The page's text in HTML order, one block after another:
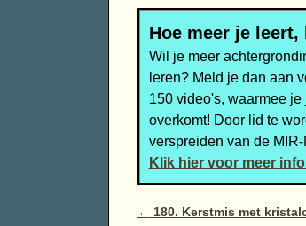
Hoe meer je
Wil je meer
leren? Meld je dan aan
150 video's, waarmee
overkomt! Door lid te
verspreiden van de
Klik hier voor meer
Bericht navigatie
← 180. Kerstmis met